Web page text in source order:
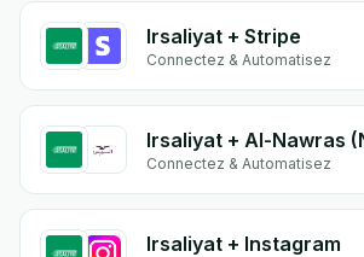
Irsaliyat + Stripe
Connectez & Automatisez
Irsaliyat + Al-Nawras
Connectez & Automatisez
Irsaliyat + Instagram